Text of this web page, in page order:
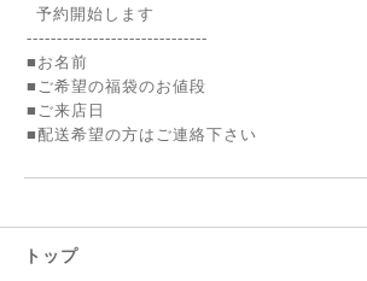
予約開始します
------------------------------
■お名前
■ご希望の福袋のお値段
■ご来店日
■配送希望の方はご連絡下さい
トップ